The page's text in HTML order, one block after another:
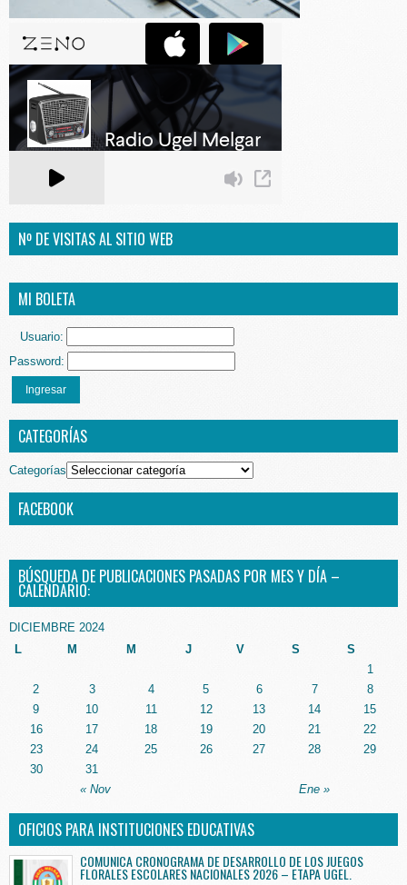
Nº DE VISITAS AL SITIO WEB
MI BOLETA
Usuario:
Password:
Ingresar
CATEGORÍAS
Categorías
FACEBOOK
BÚSQUEDA DE PUBLICACIONES PASADAS POR MES Y DÍA –
CALENDARIO:
DICIEMBRE 2024
L
M M J V S S
« Nov Ene »
1
2
3 4 5 6 7
8
9
10 11 12 13 14
15
16
17 18 19 20 21
22
23
24 25 26 27 28
29
30
31
OFICIOS PARA INSTITUCIONES EDUCATIVAS
COMUNICA CRONOGRAMA DE DESARROLLO DE LOS JUEGOS
FLORALES ESCOLARES NACIONALES 2026 – ETAPA UGEL.